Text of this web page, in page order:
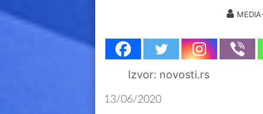
Izvor: novosti.rs
13/06/2020